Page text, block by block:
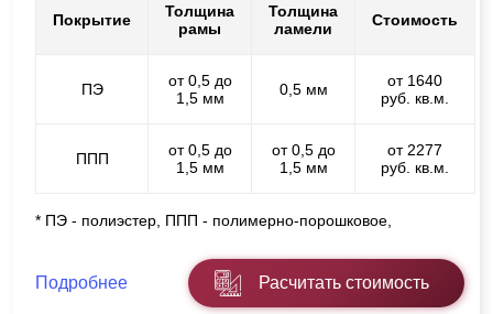
Покрытие
Толщина
рамы
Толщина
ламели
Стоимость
ПЭ
от 0,5 до
1,5 мм
0,5 мм
от 1640
руб. кв.м.
ППП
от 0,5 до
1,5 мм
от 0,5 до
1,5 мм
от 2277
руб. кв.м.
* ПЭ - полиэстер, ППП - полимерно-порошковое,
Подробнее Расчитать стоимость